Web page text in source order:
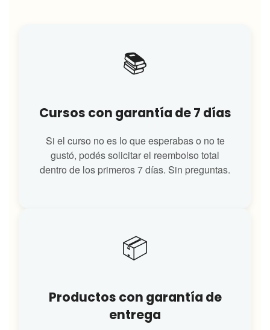
📚
Cursos con garantía de 7 días
Si el curso no es lo que esperabas o no te
gustó, podés solicitar el reembolso total
dentro de los primeros 7 días. Sin preguntas.
📦
Productos con garantía de
entrega